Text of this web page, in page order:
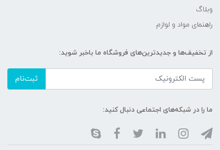
وبلاگ
راهنمای مواد و لوازم
از تخفیف‌ها و جدیدترین‌های فروشگاه ما باخبر شوید:
ثبت‌نام
ما را در شبکه‌های اجتماعی دنبال کنید: